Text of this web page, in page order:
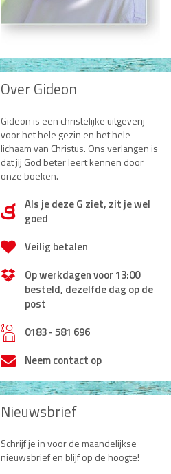
Over Gideon
Gideon is een christelijke uitgeverij
voor het hele gezin en het hele
lichaam van Christus. Ons verlangen is
dat jij God beter leert kennen door
onze boeken.
dAls je deze G ziet, zit je wel
goed
Veilig betalen
Op werkdagen voor 13:00
besteld, dezelfde dag op de
post
h0183 - 581 696
Neem contact op
Nieuwsbrief
Schrijf je in voor de maandelijkse
nieuwsbrief en blijf op de hoogte!